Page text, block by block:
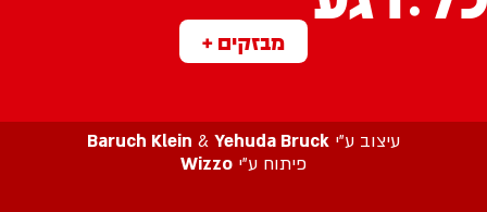
מבזקים +
עיצוב ע”י Baruch Klein & Yehuda Bruck
פיתוח ע”י Wizzo